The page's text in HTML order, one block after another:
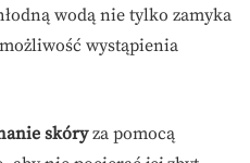
wodą nie tylko zamyka
wystąpienia
skóryza pomocą